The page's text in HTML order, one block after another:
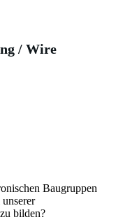
/ Wire
Baugruppen
bilden?